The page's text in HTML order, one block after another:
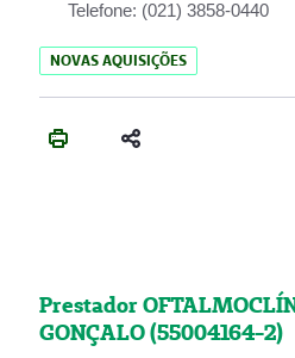
Telefone: (021) 3858-0440
NOVAS AQUISIÇÕES
Prestador
GONÇALO (55004164-2)